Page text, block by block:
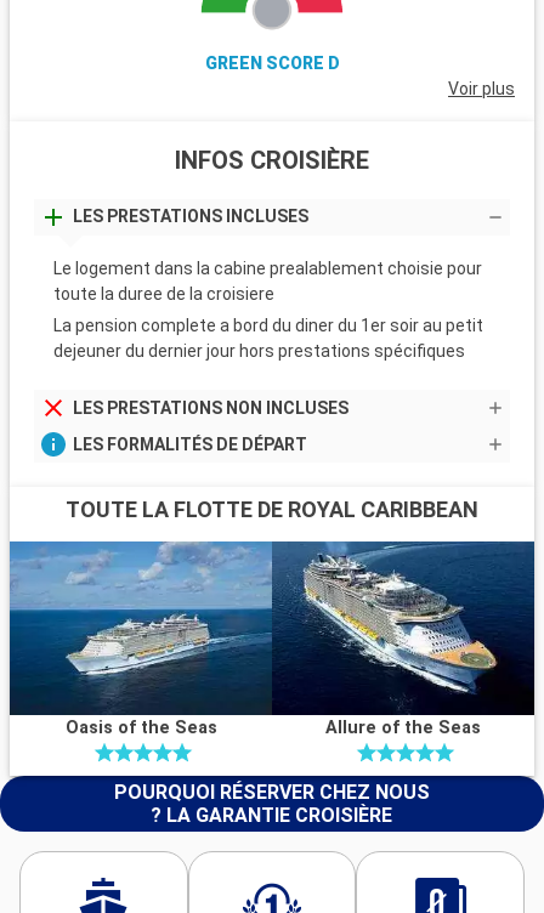
GREEN SCORE D
Voir plus
INFOS CROISIÈRE
LES PRESTATIONS INCLUSES
Le logement dans la cabine prealablement choisie pour
toute la duree de la croisiere
La pension complete a bord du diner du 1er soir au petit
dejeuner du dernier jour hors prestations spécifiques
LES PRESTATIONS NON INCLUSES
LES FORMALITÉS DE DÉPART
TOUTE LA FLOTTE DE ROYAL CARIBBEAN
Oasis of the Seas Allure of the Seas
POURQUOI RÉSERVER CHEZ NOUS
? LA GARANTIE CROISIÈRE